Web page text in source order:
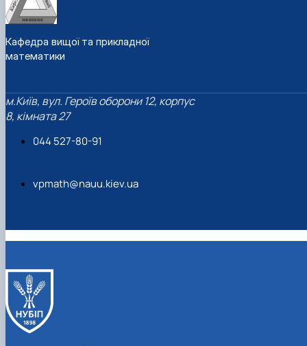
Кафедра вищої та прикладної
математики
м.Київ, вул. Героїв оборони 12, корпус
8, кімната 27
044 527-80-91
vpmath@nauu.kiev.ua